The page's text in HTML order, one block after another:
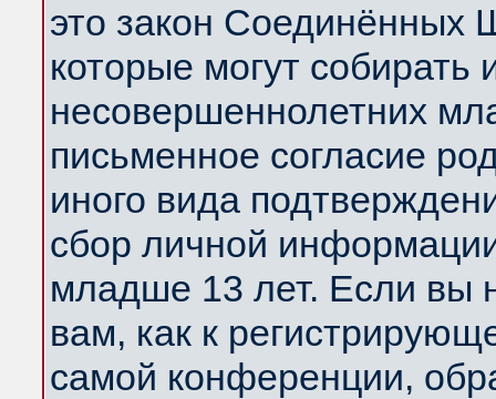
это закон Соединённых
которые могут
несовершеннолетних
письменное согласие
иного вида
сбор личной
младше 13 лет. Если вы
вам, как к
самой конференции,